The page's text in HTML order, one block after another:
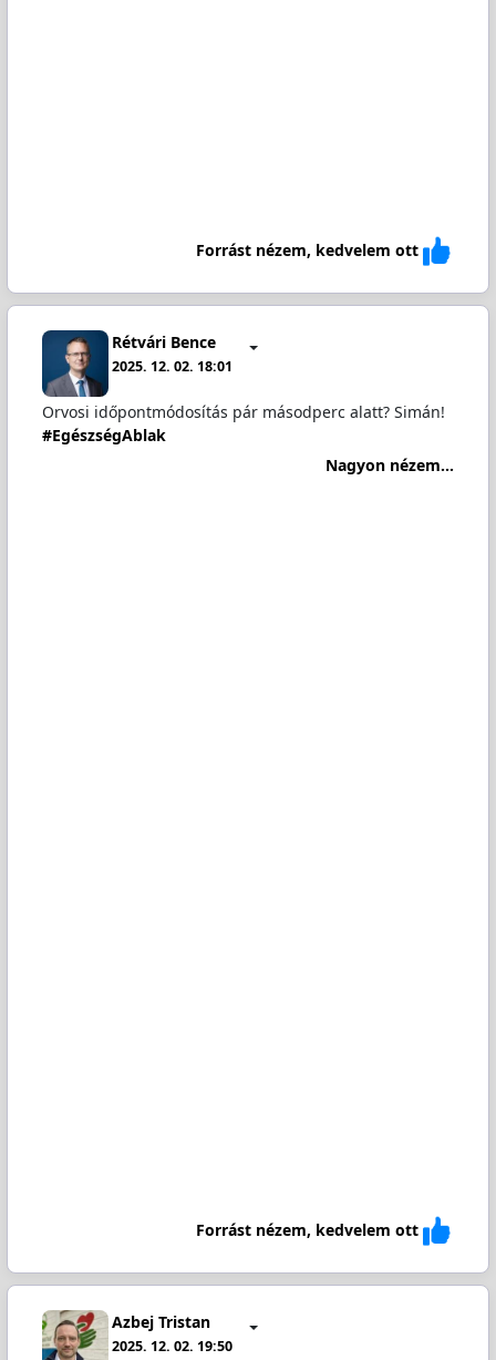
Forrást nézem, kedvelem ott
Rétvári Bence
2025. 12. 02. 18:01
Orvosi időpontmódosítás pár másodperc alatt? Simán!
#EgészségAblak
Nagyon nézem...
Forrást nézem, kedvelem ott
Azbej Tristan
2025. 12. 02. 19:50